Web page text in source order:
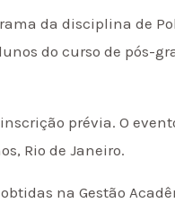
da disciplina de
do curso de pós-
prévia. O
Rio de Janeiro.
na Gestão